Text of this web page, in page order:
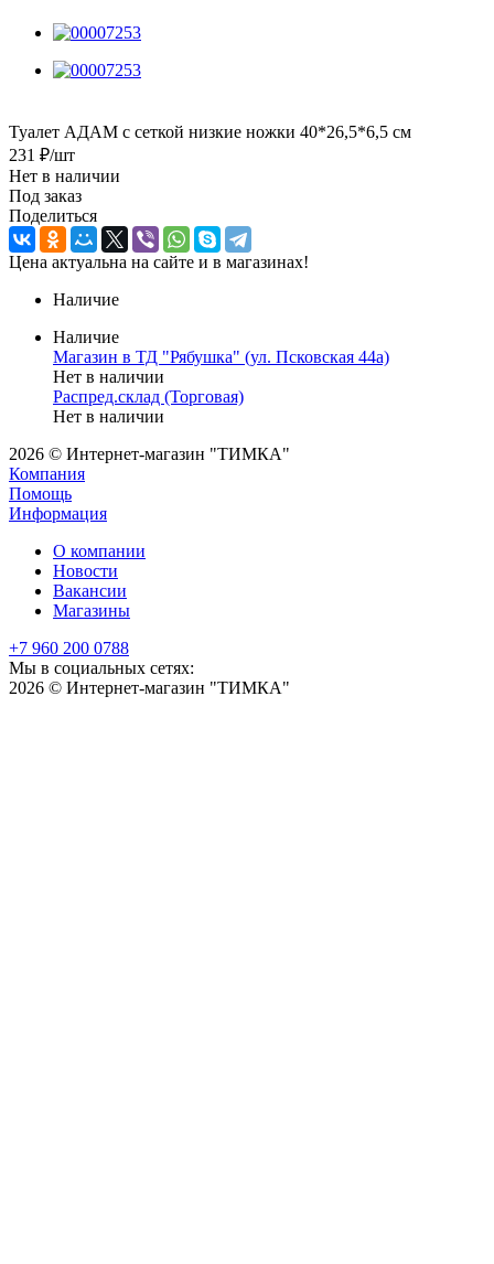
Туалет АДАМ с сеткой низкие ножки 40*26,5*6,5 см
231 ₽/шт
Нет в наличии
Под заказ
Поделиться
Цена актуальна на сайте и в магазинах!
Наличие
Наличие
Магазин в ТД "Рябушка" (ул. Псковская 44а)
Нет в наличии
Распред.склад (Торговая)
Нет в наличии
2026 © Интернет-магазин "ТИМКА"
Компания
Помощь
Информация
О компании
Новости
Вакансии
Магазины
+7 960 200 0788
Мы в социальных сетях:
2026 © Интернет-магазин "ТИМКА"